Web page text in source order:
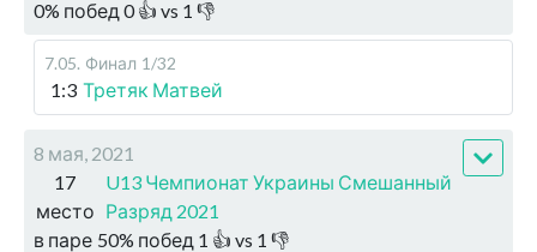
0% побед 0👍 vs 1 👎
7.05. Финал 1/32
1:3 Третяк Матвей
8 мая, 2021
17
место
U13 Чемпионат Украины Смешанный
Разряд 2021
в паре 50% побед 1 👍 vs 1 👎